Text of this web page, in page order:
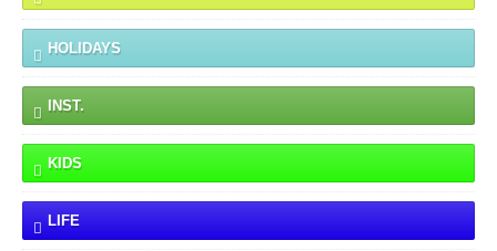
HOLIDAYS
INST.
KIDS
LIFE